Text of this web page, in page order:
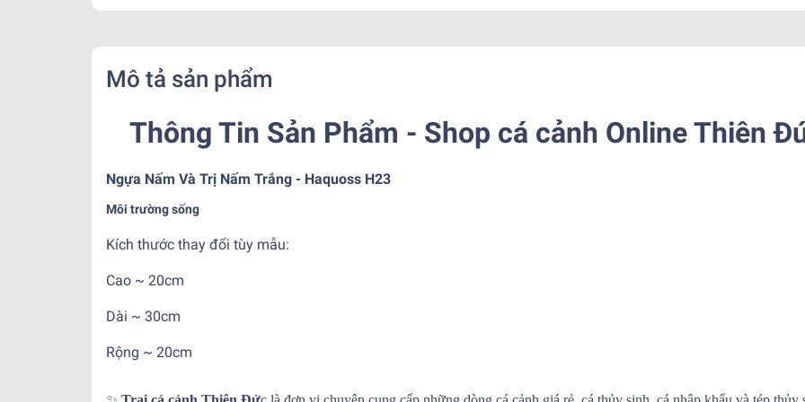
Mô tả sản phẩm
Thông Tin Sản Phẩm - Shop cá cảnh Online Thiên
Ngựa Nấm Và Trị Nấm Trắng - Haquoss H23
Môi trường sống
Kích thước thay đổi tùy mẫu:
Cao ~ 20cm
Dài ~ 30cm
Rộng ~ 20cm